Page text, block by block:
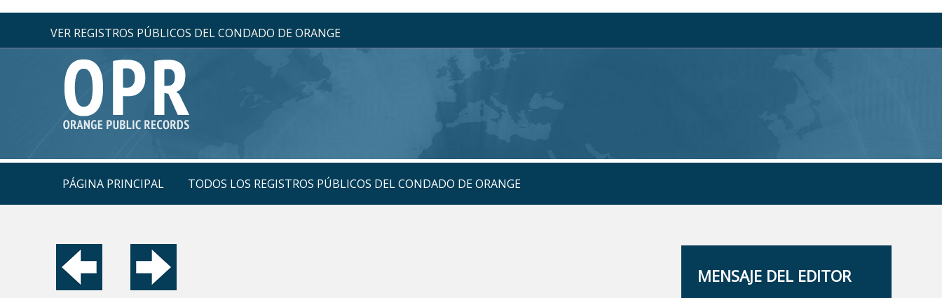
VER REGISTROS PÚBLICOS DEL CONDADO DE ORANGE
PÁGINA PRINCIPAL TODOS LOS REGISTROS PÚBLICOS DEL CONDADO DE ORANGE
MENSAJE DEL EDITOR